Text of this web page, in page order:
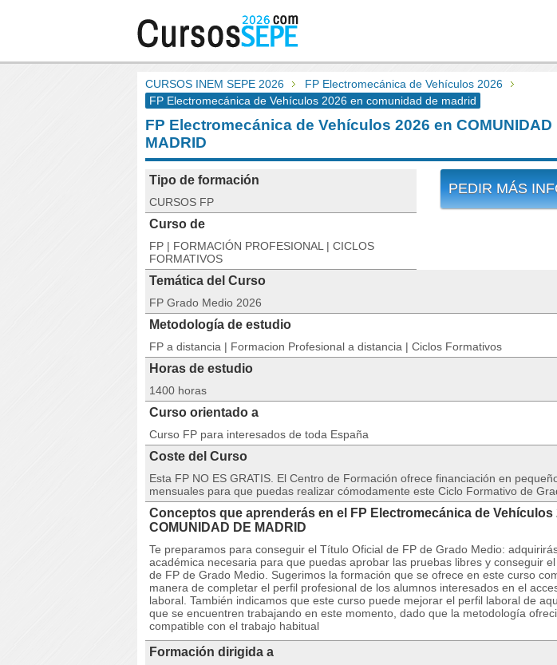
CURSOS INEM SEPE 2026
FP Electromecánica de Vehículos 2026
FP Electromecánica de Vehículos 2026 en comunidad de madrid
FP Electromecánica de Vehículos 2026 en COMUNIDAD
MADRID
PEDIR MÁS
Tipo de formación
CURSOS FP
Curso de
FP | FORMACIÓN PROFESIONAL | CICLOS
FORMATIVOS
Temática del Curso
FP Grado Medio 2026
Metodología de estudio
FP a distancia | Formacion Profesional a distancia | Ciclos Formativos
Horas de estudio
1400 horas
Curso orientado a
Curso FP para interesados de toda España
Coste del Curso
Esta FP NO ES GRATIS. El Centro de Formación ofrece financiación en
mensuales para que puedas realizar cómodamente este Ciclo Formativo de
Conceptos que aprenderás en el FP Electromecánica de Vehículos
COMUNIDAD DE MADRID
Te preparamos para conseguir el Título Oficial de FP de Grado Medio:
académica necesaria para que puedas aprobar las pruebas libres y conseguir
de FP de Grado Medio. Sugerimos la formación que se ofrece en este curso
manera de completar el perfil profesional de los alumnos interesados en el
laboral. También indicamos que este curso puede mejorar el perfil laboral de
que se encuentren trabajando en este momento, dado que la metodología
compatible con el trabajo habitual
Formación dirigida a